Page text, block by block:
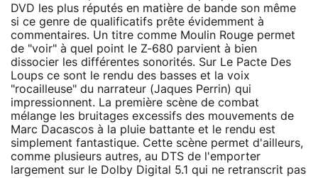
DVD les plus réputés en matière de bande son même
si ce genre de qualificatifs prête évidemment à
commentaires. Un titre comme Moulin Rouge permet
de "voir" à quel point le Z-680 parvient à bien
dissocier les différentes sonorités. Sur Le Pacte Des
Loups ce sont le rendu des basses et la voix
"rocailleuse" du narrateur (Jaques Perrin) qui
impressionnent. La première scène de combat
mélange les bruitages excessifs des mouvements de
Marc Dacascos à la pluie battante et le rendu est
simplement fantastique. Cette scène permet d'ailleurs,
comme plusieurs autres, au DTS de l'emporter
largement sur le Dolby Digital 5.1 qui ne retranscrit pas